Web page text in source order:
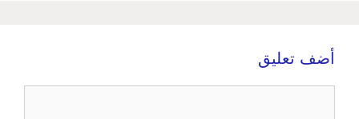
أضف تعليق